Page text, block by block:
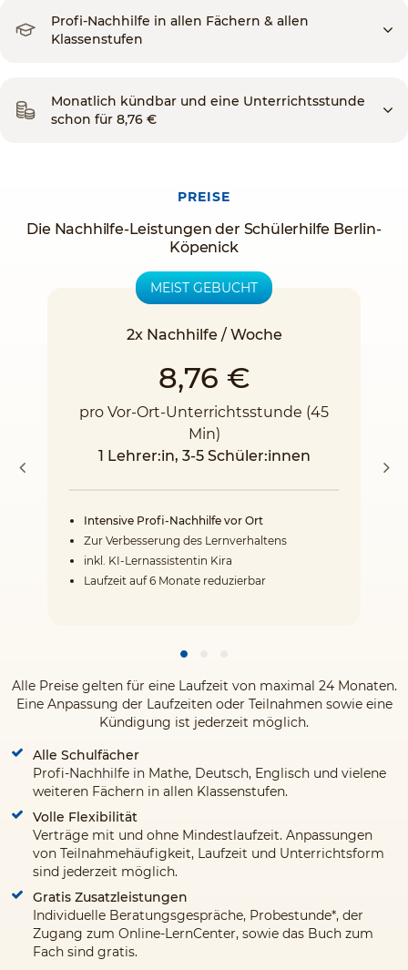
Profi-Nachhilfe in allen Fächern & allen
Klassenstufen
Monatlich kündbar und eine Unterrichtsstunde
schon für 8,76 €
PREISE
Die Nachhilfe-Leistungen der Schülerhilfe Berlin-
Köpenick
MEIST GEBUCHT
2x Nachhilfe / Woche
8,76 €
pro Vor-Ort-Unterrichtsstunde (45
Min)
1 Lehrer:in, 3-5 Schüler:innen
Intensive Profi-Nachhilfe vor Ort
Zur Verbesserung des Lernverhaltens
inkl. KI-Lernassistentin Kira
Laufzeit auf 6 Monate reduzierbar
Alle Preise gelten für eine Laufzeit von maximal 24 Monaten.
Eine Anpassung der Laufzeiten oder Teilnahmen sowie eine
Kündigung ist jederzeit möglich.
Alle Schulfächer
Profi-Nachhilfe in Mathe, Deutsch, Englisch und vielene
weiteren Fächern in allen Klassenstufen.
Volle Flexibilität
Verträge mit und ohne Mindestlaufzeit. Anpassungen
von Teilnahmehäufigkeit, Laufzeit und Unterrichtsform
sind jederzeit möglich.
Gratis Zusatzleistungen
Individuelle Beratungsgespräche, Probestunde*, der
Zugang zum Online-LernCenter, sowie das Buch zum
Fach sind gratis.